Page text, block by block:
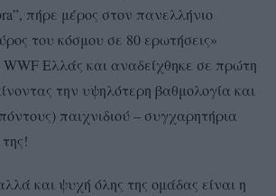
πήρε μέρος στον πανελλήνιο
του κόσμου σε 80 ερωτήσεις»
Ελλάς και αναδείχθηκε σε πρώτη
την υψηλότερη βαθμολογία και
παιχνιδιού – συγχαρητήρια
και ψυχή όλης της ομάδας είναι η